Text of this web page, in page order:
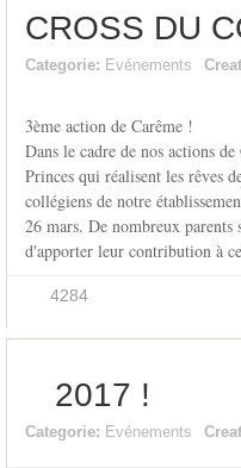
CROSS DU
Categorie: Evénements
3ème action de Carême !
Dans le cadre de nos actions
Princes qui réalisent les rêves
collégiens de notre
26 mars. De nombreux
d'apporter leur contribution à
4284
2017 !
Categorie: Evénements